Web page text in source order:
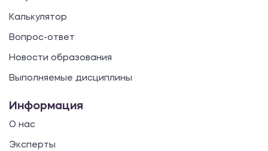
Калькулятор
Вопрос-ответ
Новости образования
Выполняемые дисциплины
Информация
О нас
Эксперты